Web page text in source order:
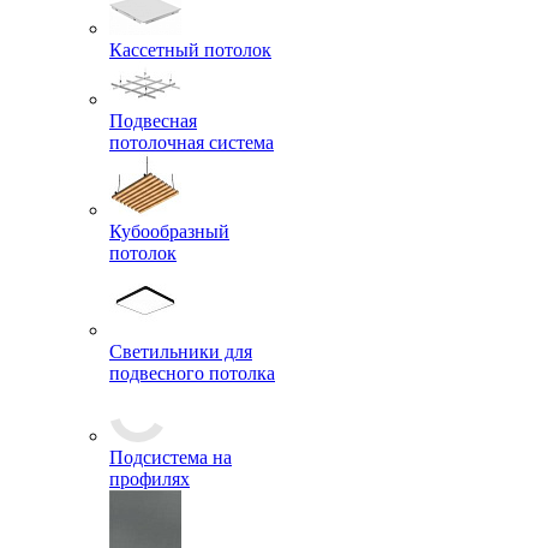
Кассетный потолок
Подвесная
потолочная система
Кубообразный
потолок
Светильники для
подвесного потолка
Подсистема на
профилях